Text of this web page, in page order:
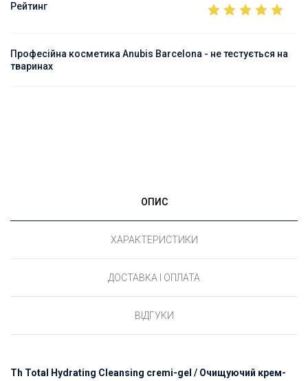
Рейтинг
Професійна косметика Anubis Barcelona - не тестується на
тваринах
ОПИС
ХАРАКТЕРИСТИКИ
ДОСТАВКА І ОПЛАТА
ВІДГУКИ
Th Total Hydrating Cleansing cremi-gel / Очищуючий крем-